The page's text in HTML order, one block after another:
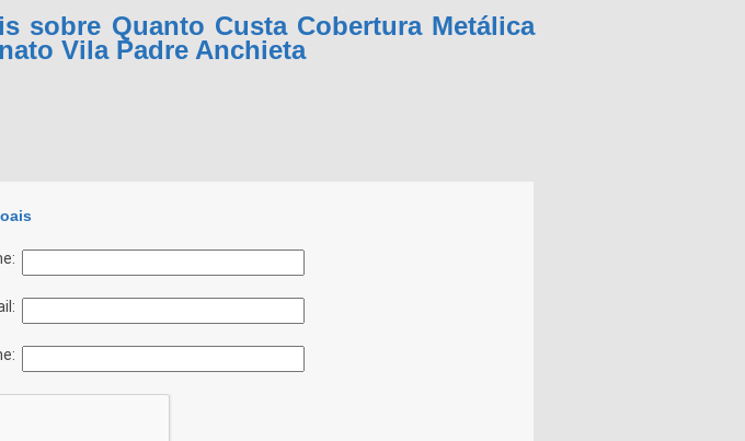
sobre Quanto Custa Cobertura Metálica
Vila Padre Anchieta